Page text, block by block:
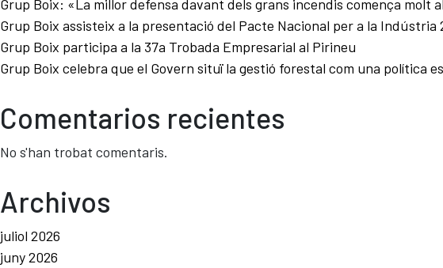
Grup Boix: «La millor defensa davant dels grans incendis comença molt
Grup Boix assisteix a la presentació del Pacte Nacional per a la Indústria
Grup Boix participa a la 37a Trobada Empresarial al Pirineu
Grup Boix celebra que el Govern situï la gestió forestal com una política
Comentarios recientes
No s'han trobat comentaris.
Archivos
juliol 2026
juny 2026